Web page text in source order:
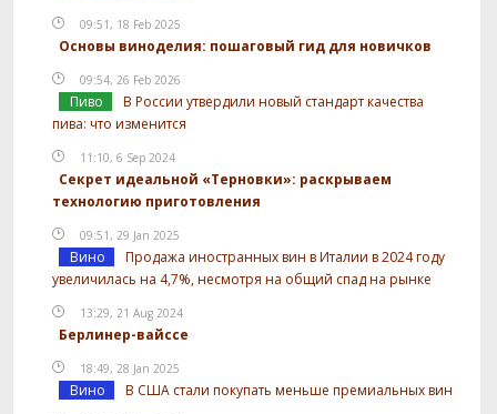
09:51, 18 Feb 2025
Основы виноделия: пошаговый гид для новичков
09:54, 26 Feb 2026
Пиво
В России утвердили новый стандарт качества
пива: что изменится
11:10, 6 Sep 2024
Секрет идеальной «Терновки»: раскрываем
технологию приготовления
09:51, 29 Jan 2025
Вино
Продажа иностранных вин в Италии в 2024 году
увеличилась на 4,7%, несмотря на общий спад на рынке
13:29, 21 Aug 2024
Берлинер-вайссе
18:49, 28 Jan 2025
Вино В США стали покупать меньше премиальных вин